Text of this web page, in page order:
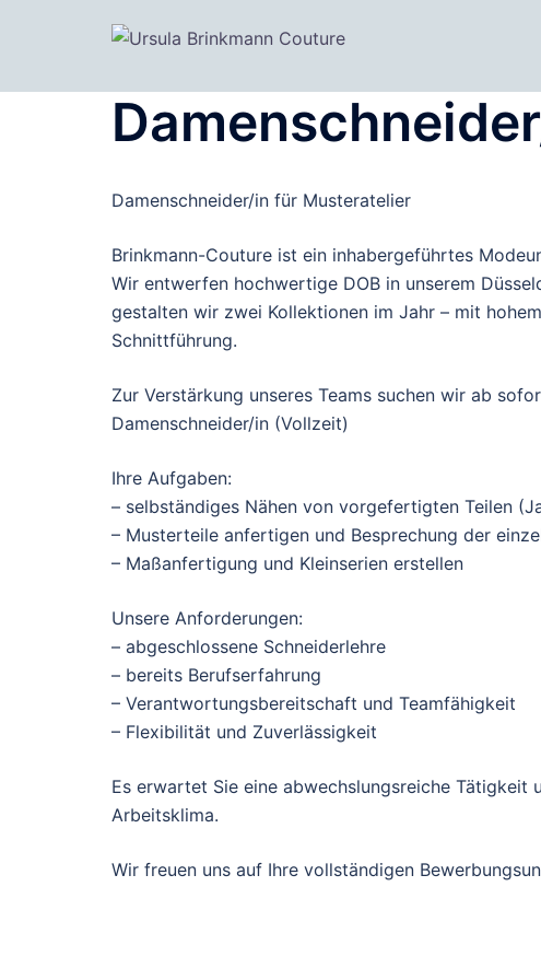
Damenschneider/in für Musteratelier
Brinkmann-Couture ist ein inhabergeführtes
Wir entwerfen hochwertige DOB in unserem
gestalten wir zwei Kollektionen im Jahr – mit
Schnittführung.
Zur Verstärkung unseres Teams suchen wir ab
Damenschneider/in (Vollzeit)
Ihre Aufgaben:
– selbständiges Nähen von vorgefertigten Teilen
– Musterteile anfertigen und Besprechung der
– Maßanfertigung und Kleinserien erstellen
Unsere Anforderungen:
– abgeschlossene Schneiderlehre
– bereits Berufserfahrung
– Verantwortungsbereitschaft und Teamfähigkeit
– Flexibilität und Zuverlässigkeit
Es erwartet Sie eine abwechslungsreiche Tätigkeit
Arbeitsklima.
Wir freuen uns auf Ihre vollständigen